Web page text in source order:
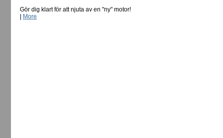
Gör dig klart för att njuta av en "ny" motor!
More